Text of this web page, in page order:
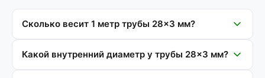
Сколько весит 1 метр трубы 28×3 мм?
Какой внутренний диаметр у трубы 28×3 мм?